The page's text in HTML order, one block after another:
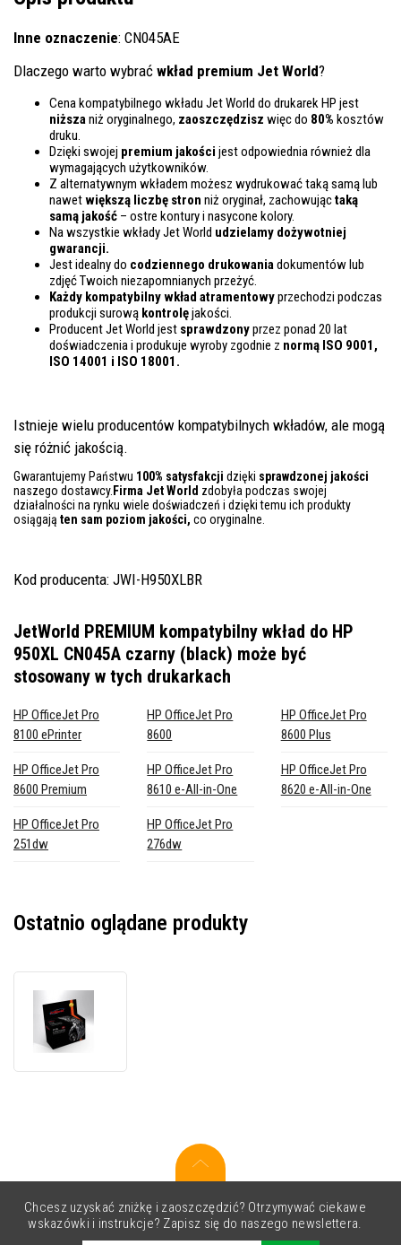
Inne oznaczenie: CN045AE
Dlaczego warto wybrać wkład premium Jet World?
Cena kompatybilnego wkładu Jet World do drukarek HP jest
niższaniż oryginalnego, zaoszczędzisz więc do 80% kosztów
druku.
Dzięki swojej premium jakości jest odpowiednia również dla
wymagających użytkowników.
Z alternatywnym wkładem możesz wydrukować taką samą lub
nawetwiększą liczbę stron niż oryginał, zachowująctaką
samą jakość – ostre kontury i nasycone kolory.
Na wszystkie wkłady Jet World udzielamy dożywotniej
gwarancji.
Jest idealny do codziennego drukowaniadokumentów lub
zdjęć Twoich niezapomnianych przeżyć.
Każdy kompatybilny wkład atramentowyprzechodzi podczas
produkcji surową kontrolęjakości.
Producent Jet World jest sprawdzonyprzez ponad 20 lat
doświadczenia i produkuje wyroby zgodnie z normą ISO 9001,
ISO 14001 i ISO 18001.
Istnieje wielu producentów kompatybilnych wkładów, ale mogą
się różnić jakością.
Gwarantujemy Państwu 100% satysfakcji dzięki sprawdzonej jakości
naszego dostawcy. Firma Jet World zdobyła podczas swojej
działalności na rynku wiele doświadczeń i dzięki temu ich produkty
osiągają ten sam poziom jakości, co oryginalne.
Kod producenta: JWI-H950XLBR
JetWorld PREMIUM kompatybilny wkład do HP
950XL CN045A czarny (black) może być
stosowany w tych drukarkach
HP OfficeJet Pro
8100 ePrinter
HP OfficeJet Pro
8600
HP OfficeJet Pro
8600 Plus
HP OfficeJet Pro
8600 Premium
HP OfficeJet Pro
8610 e-All-in-One
HP OfficeJet Pro
8620 e-All-in-One
HP OfficeJet Pro
251dw
HP OfficeJet Pro
276dw
Ostatnio oglądane produkty
do
Chcesz uzyskać zniżkę i zaoszczędzić? Otrzymywać ciekawe
wskazówki i instrukcje? Zapisz się do naszego newslettera.